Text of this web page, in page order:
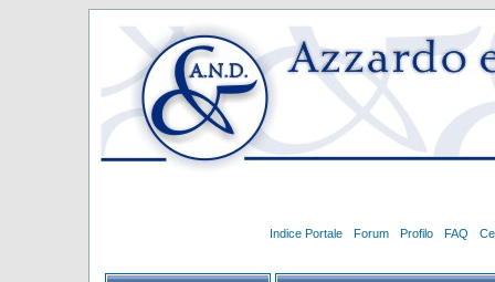
Indice Portale Forum Profilo FAQ